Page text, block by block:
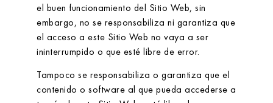
el buen funcionamiento del Sitio Web, sin
embargo, no se responsabiliza ni garantiza que
el acceso a este Sitio Web no vaya a ser
ininterrumpido o que esté libre de error.
Tampoco se responsabiliza o garantiza que el
contenido o software al que pueda accederse a